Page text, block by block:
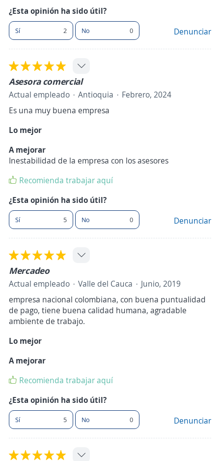
¿Esta opinión ha sido útil?
Sí 2 No 0 Denunciar
Asesora comercial
Actual empleado Antioquia
Febrero, 2024
Es una muy buena empresa
Lo mejor
A mejorar
Inestabilidad de la empresa con los asesores
Recomienda trabajar aquí
¿Esta opinión ha sido útil?
Sí 5 No 0 Denunciar
Mercadeo
Actual empleado Valle del Cauca
Junio, 2019
empresa nacional colombiana, con buena puntualidad
de pago, tiene buena calidad humana, agradable
ambiente de trabajo.
Lo mejor
A mejorar
Recomienda trabajar aquí
¿Esta opinión ha sido útil?
Sí 5 No 0 Denunciar